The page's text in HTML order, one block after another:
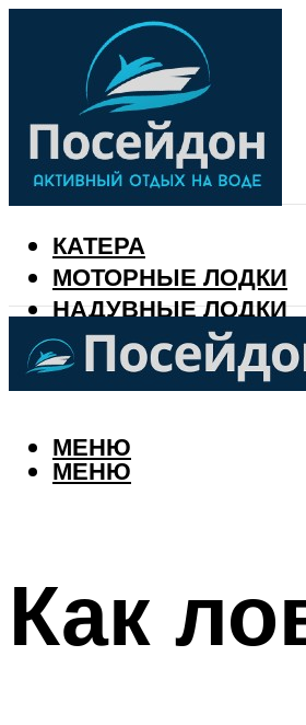
КАТЕРА
МОТОРНЫЕ ЛОДКИ
НАДУВНЫЕ ЛОДКИ
РЫБАЛКА
КАЛЕНДАРЬ
МЕНЮ
МЕНЮ
Как